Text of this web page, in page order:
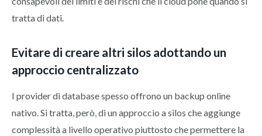
tratta di dati.
Evitare di creare altri silos adottando un
approccio centralizzato
I provider di database spesso offrono un backup online
nativo. Si tratta, però, di un approccio a silos che aggiunge
complessità a livello operativo piuttosto che permettere la